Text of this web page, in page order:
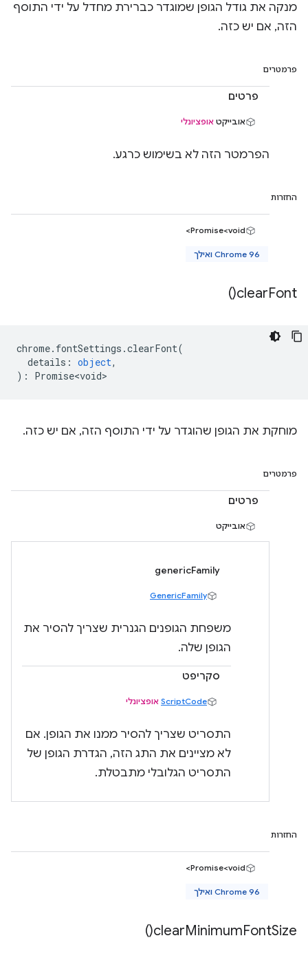
מנקה את גודל הגופן שמוגדר כברירת מחדל על ידי התוסף
הזה, אם יש כזה.
פרמטרים
פרטים
אובייקט אופציונלי
הפרמטר הזה לא בשימוש כרגע.
החזרות
Promise<void>
Chrome 96 ואילך
clearFont(
)
chrome. fontSettings .clearFont(
details : object,
) : Promise<void>
מוחקת את הגופן שהוגדר על ידי התוסף הזה, אם יש כזה.
פרמטרים
פרטים
אובייקט
genericFamily
GenericFamily
משפחת הגופנים הגנרית שצריך להסיר את
הגופן שלה.
סקריפט
ScriptCode אופציונלי
התסריט שצריך להסיר ממנו את הגופן. אם
לא מציינים את התג הזה, הגדרת הגופן של
התסריט הגלובלי מתבטלת.
החזרות
Promise<void>
Chrome 96 ואילך
clearMinimumFontSize(
)